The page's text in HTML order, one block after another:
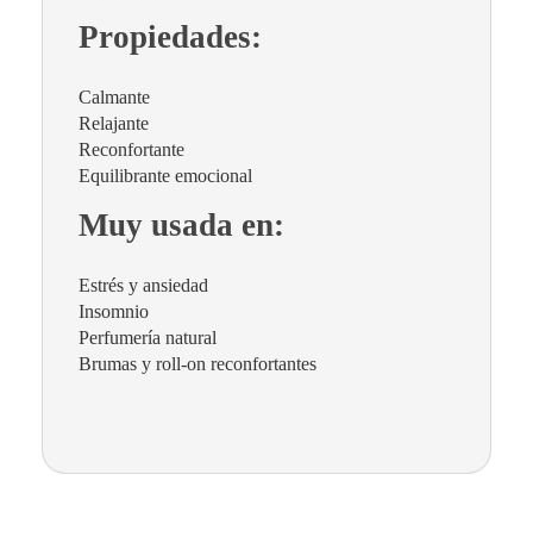
Propiedades:
Calmante
Relajante
Reconfortante
Equilibrante emocional
Muy usada en:
Estrés y ansiedad
Insomnio
Perfumería natural
Brumas y roll-on reconfortantes